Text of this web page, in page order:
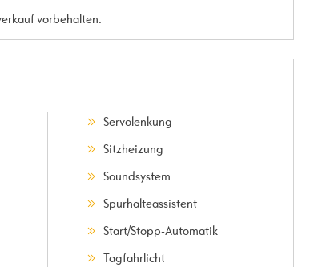
vorbehalten.
Servolenkung
Sitzheizung
Soundsystem
Spurhalteassistent
Start/Stopp-Automatik
Tagfahrlicht